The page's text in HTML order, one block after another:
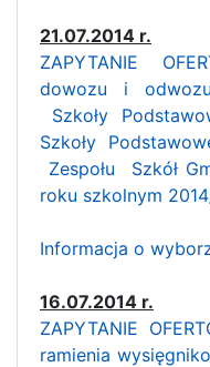
21.07.2014 r.
ZAPYTANIE
dowozu i
Szkoły
Szkoły
Zespołu Szkół
roku szkolnym
Informacja o
16.07.2014 r.
ZAPYTANIE
ramienia